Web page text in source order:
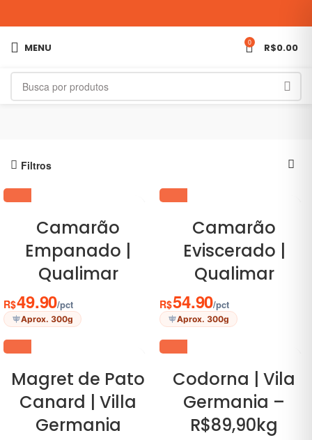
MENU 0 R$0.00
Filtros
Camarão
Empanado |
Qualimar
R$49.90/pct
Aprox. 300g
Camarão
Eviscerado |
Qualimar
R$54.90/pct
Aprox. 300g
Magret de Pato
Canard | Villa
Germania
Codorna | Vila
Germania –
R$89,90kg